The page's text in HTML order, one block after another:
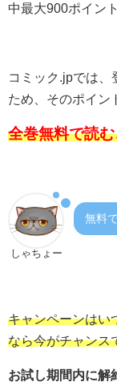
中最大900ポイン
コミック.jpでは、
ため、そのポイン
全巻無料で読
しゃちょー
無料
キャンペーンはい
なら今がチャンス
お試し期間内に解